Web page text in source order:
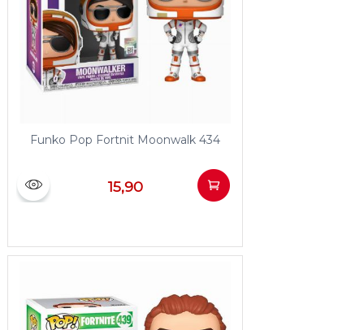
Funko Pop Fortnit Moonwalk 434
15,90